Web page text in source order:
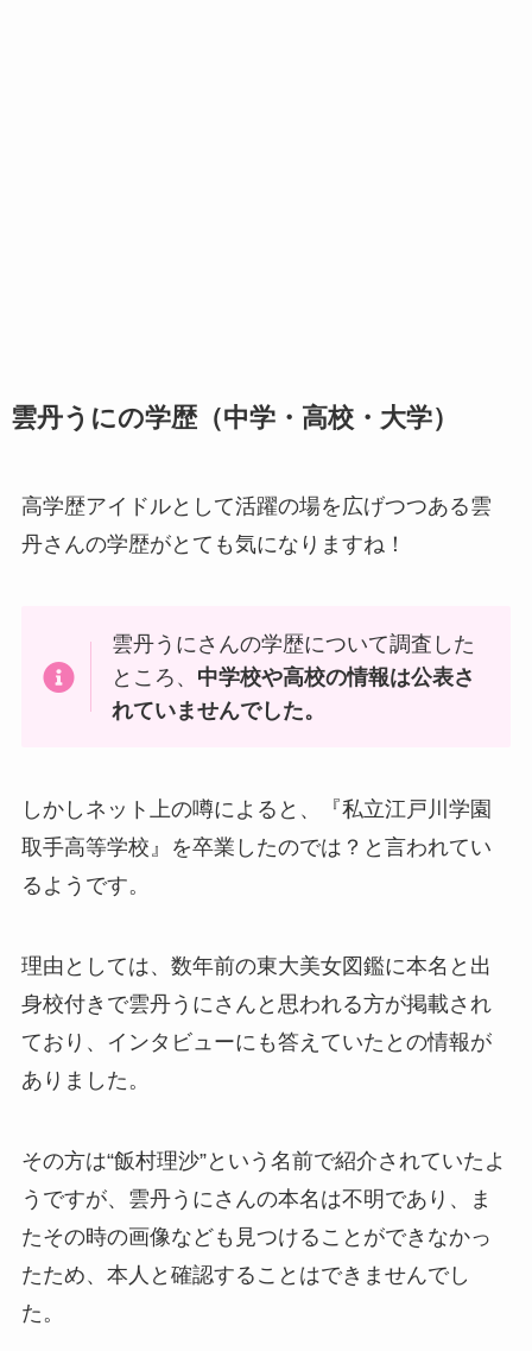
雲丹うにの学歴（中学・高校・大学）
高学歴アイドルとして活躍の場を広げつつある雲
丹さんの学歴がとても気になりますね！
雲丹うにさんの学歴について調査した
ところ、 中学校や高校の情報は公表さ
れていませんでした。
しかしネット上の噂によると、『私立江戸川学園
取手高等学校』を卒業したのでは？と言われてい
るようです。
理由としては、数年前の東大美女図鑑に本名と出
身校付きで雲丹うにさんと思われる方が掲載され
ており、インタビューにも答えていたとの情報が
ありました。
その方は“飯村理沙”という名前で紹介されていたよ
うですが、雲丹うにさんの本名は不明であり、ま
たその時の画像なども見つけることができなかっ
たため、本人と確認することはできませんでし
た。